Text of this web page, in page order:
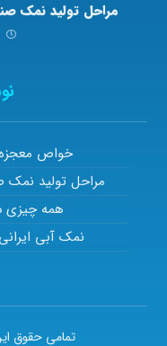
مراحل تولید نمک
خواص
مراحل تولید
همه چیزی
نمک آبی
تمامی حقوق